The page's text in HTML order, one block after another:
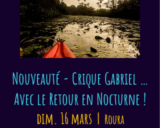
Nouveauté - Crique Gabriel …
Avec le Retour en Nocturne !
dim. 16 mars
  |
Roura